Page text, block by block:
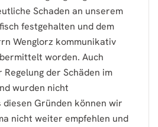
Schaden an unserem
festgehalten und dem
Wenglorz kommunikativ
worden. Auch
der Schäden im
wurden nicht
diesen Gründen können wir
nicht weiter empfehlen und